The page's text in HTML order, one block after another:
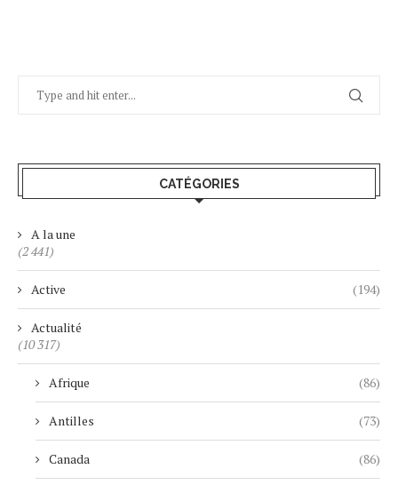
CATÉGORIES
A la une
(2 441)
Active (194)
Actualité
(10 317)
Afrique (86)
Antilles (73)
Canada (86)